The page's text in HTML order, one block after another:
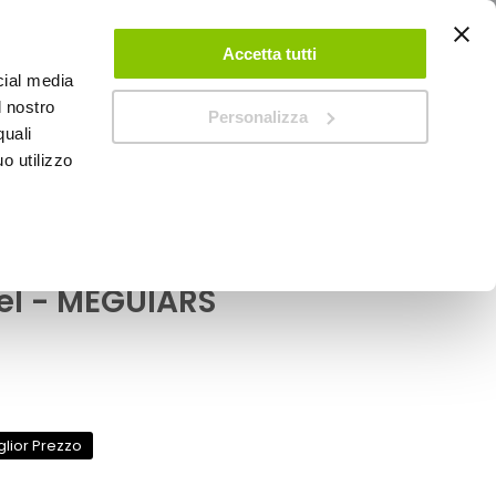
media
nostro
utilizzo
Accetta tutti
Personalizza
ACCEDI CREA UN ACCOUNT CONTATTACI
- MEGUIARS
Prezzo